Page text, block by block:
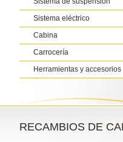
Sistema eléctrico
Cabina
Carrocería
Herramientas y accesorios
RECAMBIOS DE